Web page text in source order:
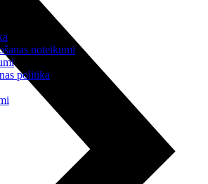
noteikumi
politika